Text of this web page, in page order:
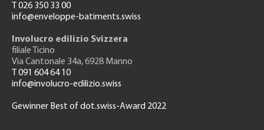
T 026 350 33 00
info@enveloppe-batiments.swiss
Involucro edilizio Svizzera
filiale Ticino
Via Cantonale 34a, 6928 Manno
T 091 604 64 10
info@involucro-edilizio.swiss
Gewinner Best of dot.swiss-Award 2022